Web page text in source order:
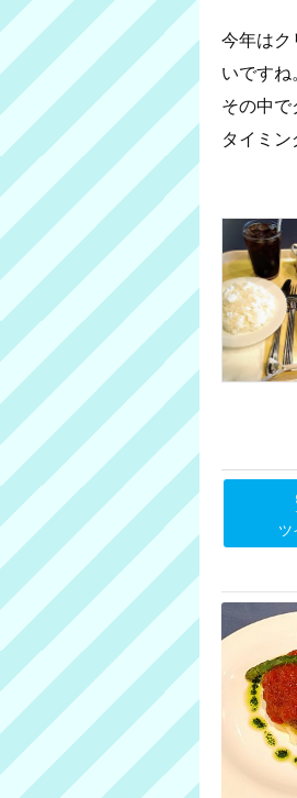
今年はク
いですね。
その中で
タイミ
ツ